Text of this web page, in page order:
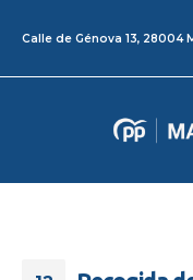
Calle de Génova 13, 28004